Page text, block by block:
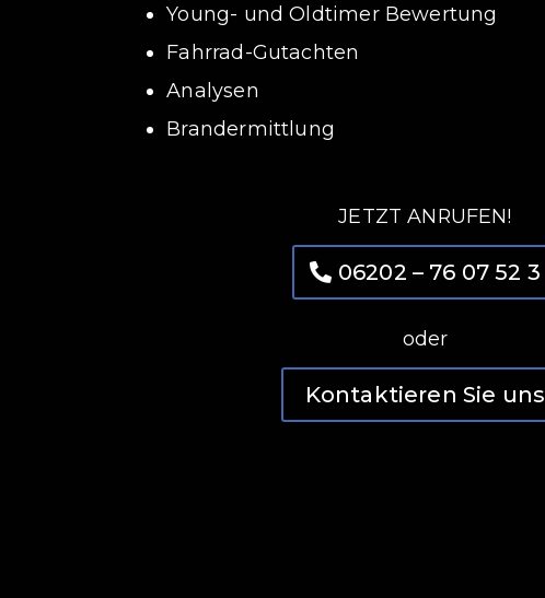
Young- und Oldtimer Bewertung
Fahrrad-Gutachten
Analysen
Brandermittlung
JETZT ANRUFEN!
06202 – 76 07 52 3
oder
Kontaktieren Sie uns